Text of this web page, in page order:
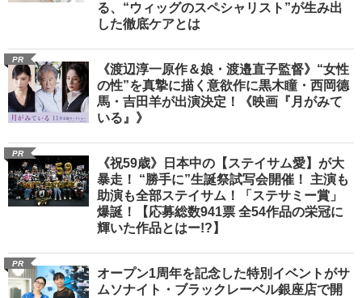
る、“ウィッグのスペシャリスト”が生み出
した徹底ケアとは
PR
《渡辺淳一原作＆娘・渡邉直子監督》“女性
の性”を真摯に描く意欲作に黒木瞳・西岡德
馬・吉田羊が出演決定！《映画『月がみて
いる』》
PR
《祝59歳》日本中の【ステイサム愛】が大
暴走！ “勝手に”生誕祭試写会開催！ 主演も
助演も全部ステイサム！「ステサミー賞」
爆誕！【応募総数941票 全54作品の栄冠に
輝いた作品とはー!?】
PR
オープン1周年を記念した特別イベントがサ
ムソナイト・ブラックレーベル銀座店で開